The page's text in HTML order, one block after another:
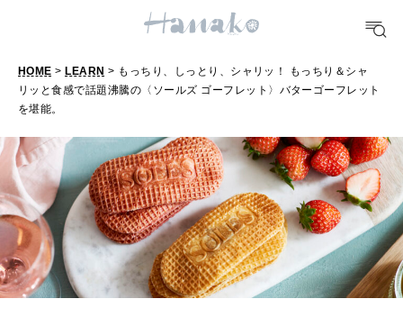
おいしい
TRAVEL
FORTUNE
明日のわたし
[12星座別] Weekly Holoscope
[12星座別] Monthly Love Holoscope
HEALTH
自分にやさしく
HOME > LEARN > もっちり、しっとり、シャリッ！ もっちり＆シャ
リッと食感で話題沸騰の〈ソールズ ゴーフレット〉バターゴーフレット
を堪能。